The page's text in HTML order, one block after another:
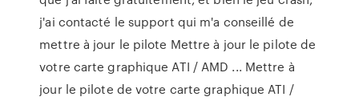
j'ai contacté le support qui m'a conseillé de
mettre à jour le pilote Mettre à jour le pilote de
votre carte graphique ATI / AMD ... Mettre à
jour le pilote de votre carte graphique ATI /